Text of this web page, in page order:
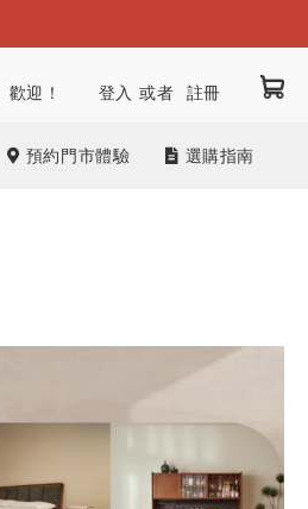
我
容
歡迎！ 登入 註冊
預約門市體驗 選購指南